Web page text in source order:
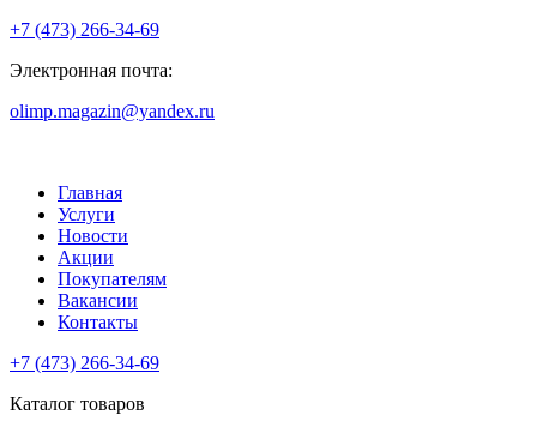
+7 (473) 266-34-69
Электронная почта:
olimp.magazin@yandex.ru
Главная
Услуги
Новости
Акции
Покупателям
Вакансии
Контакты
+7 (473) 266-34-69
Каталог товаров